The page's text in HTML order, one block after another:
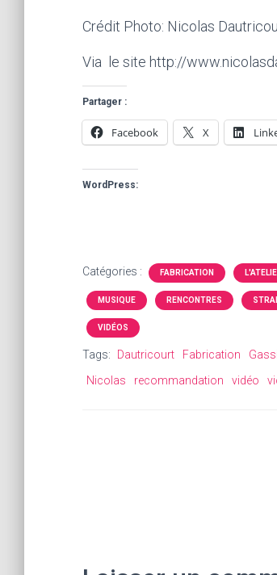
Crédit Photo: Nicolas
Via le site http://
Partager :
Facebook X
WordPress:
Catégories : FABRICATION
MUSIQUE RENCONTRES
VIDÉOS
Tags: Dautricourt Fabrication
Nicolas
recommandation vidéo